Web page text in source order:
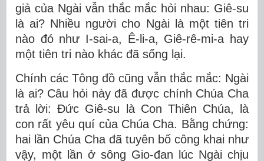
giả của Ngài vẫn thắc mắc hỏi nhau: Giê-su
là ai? Nhiều người cho Ngài là một tiên tri
nào đó như I-sai-a, Ê-li-a, Giê-rê-mi-a hay
một tiên tri nào khác đã sống lại.
Chính các Tông đồ cũng vẫn thắc mắc: Ngài
là ai? Câu hỏi này đã được chính Chúa Cha
trả lời: Đức Giê-su là Con Thiên Chúa, là
con rất yêu quí của Chúa Cha. Bằng chứng:
hai lần Chúa Cha đã tuyên bố công khai như
vậy, một lần ở sông Gio-đan lúc Ngài chịu